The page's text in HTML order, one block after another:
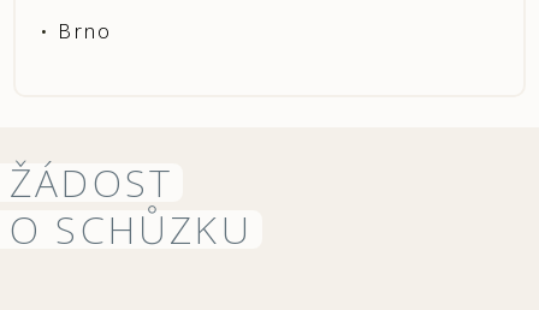
Brno
ŽÁDOST
O SCHŮZKU